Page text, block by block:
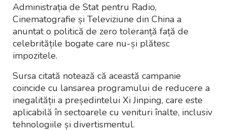
Administrația de Stat pentru Radio,
Cinematografie și Televiziune din China a
anuntat o politică de zero toleranță față de
celebritățile bogate care nu-și plătesc
impozitele.
Sursa citată notează că această campanie
coincide cu lansarea programului de reducere a
inegalității a președintelui Xi Jinping, care este
aplicabilă în sectoarele cu venituri înalte, inclusiv
tehnologiile și divertismentul.